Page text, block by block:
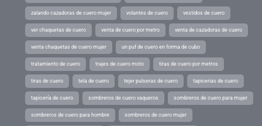
zalando cazadoras de cuero mujer volantes de cuero vestidos de cuero
ver chaquetas de cuero venta de cuero por metro venta de cazadoras de cuero
venta chaquetas de cuero mujer un puf de cuero en forma de cubo
tratamiento de cuero trajes de cuero moto tiras de cuero por metros
tiras de cuero tela de cuero tejer pulseras de cuero tapicerias de cuero
tapicería de cuero sombreros de cuero vaqueros sombreros de cuero para mujer
sombreros de cuero para hombre sombreros de cuero mujer